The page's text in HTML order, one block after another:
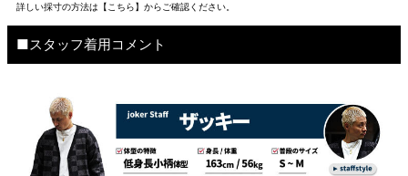
詳しい採寸の方法は 【こちら】から ご確認ください。
■スタッフ着用コメント